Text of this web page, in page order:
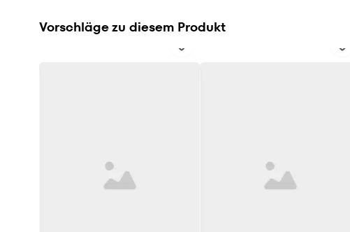
Vorschläge zu diesem Produkt